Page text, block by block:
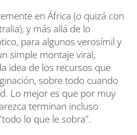
en África (o quizá con
y más allá de lo
para algunos verosímil y
simple montaje viral,
idea de los recursos que
sobre todo cuando
Lo mejor es que por muy
terminan incluso
lo que le sobra".